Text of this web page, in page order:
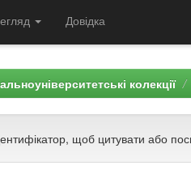
Довідка
колекції
щоб цитувати або